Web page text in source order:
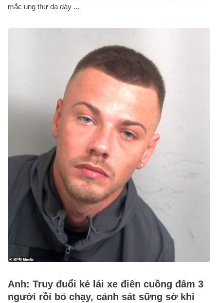
mắc ung thư dạ dày ...
Anh: Truy đuổi kẻ lái xe điên cuồng đâm 3
người rồi bỏ chạy, cảnh sát sững sờ khi